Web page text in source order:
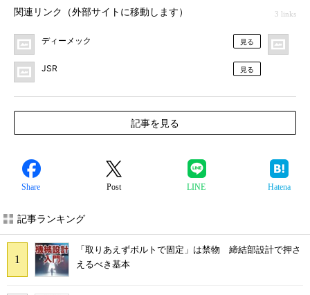
関連リンク（外部サイトに移動します） 3 links
ディーメック 見る
JSR 見る
記事を見る
Share Post LINE Hatena
記事ランキング
「取りあえずボルトで固定」は禁物 締結部設計で押さ
えるべき基本